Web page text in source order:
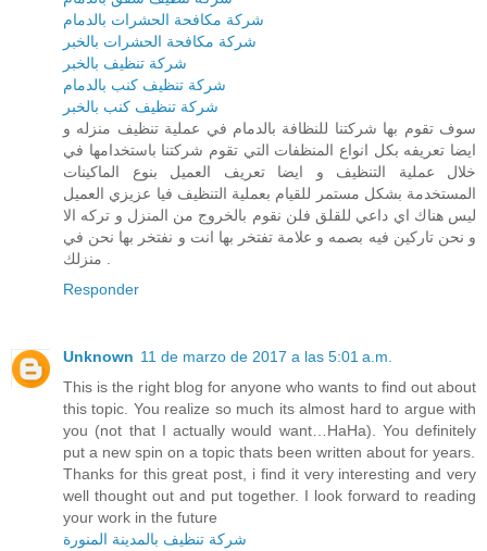
شركة مكافحة الحشرات بالدمام
شركة مكافحة الحشرات بالخبر
شركة تنظيف بالخبر
شركة تنظيف كنب بالدمام
شركة تنظيف كنب بالخبر
سوف تقوم بها شركتنا للنظافة بالدمام في عملية تنظيف منزله و
ايضا تعريفه بكل انواع المنظفات التي تقوم شركتنا باستخدامها في
خلال عملية التنظيف و ايضا تعريف العميل بنوع الماكينات
المستخدمة بشكل مستمر للقيام بعملية التنظيف فيا عزيزي العميل
ليس هناك اي داعي للقلق فلن نقوم بالخروج من المنزل و تركه الا
و نحن تاركين فيه بصمه و علامة تفتخر بها انت و نفتخر بها نحن في
Responder
Unknown 11 de marzo de 2017 a las 5:01 a.m.
This is the right blog for anyone who wants to find out about
this topic. You realize so much its almost hard to argue with
you (not that I actually would want…HaHa). You definitely
put a new spin on a topic thats been written about for years.
Thanks for this great post, i find it very interesting and very
well thought out and put together. I look forward to reading
your work in the future
شركة تنظيف بالمدينة المنورة